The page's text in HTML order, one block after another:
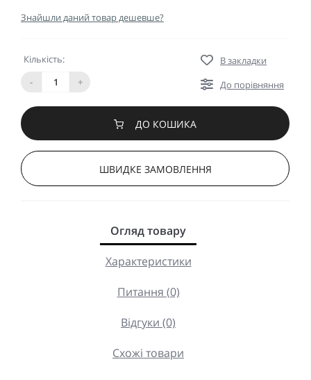
Знайшли даний товар дешевше?
Кількість:
-
+
В закладки
До порівняння
ДО КОШИКА
ШВИДКЕ ЗАМОВЛЕННЯ
Огляд товару
Характеристики
Питання (0)
Відгуки (0)
Схожі товари